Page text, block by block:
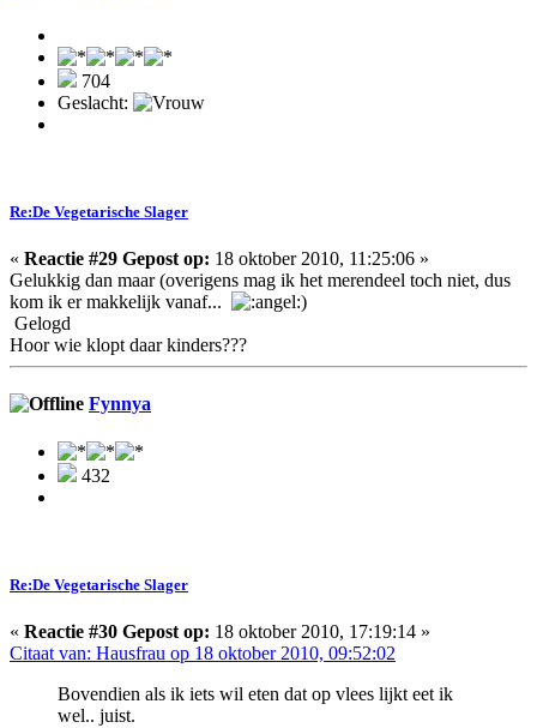
704
Geslacht:
Re:De Vegetarische Slager
« Reactie #29 Gepost op: 18 oktober 2010, 11:25:06 »
Gelukkig dan maar (overigens mag ik het merendeel toch niet, dus
kom ik er makkelijk vanaf...
)
Gelogd
Hoor wie klopt daar kinders???
Fynnya
432
Re:De Vegetarische Slager
« Reactie #30 Gepost op: 18 oktober 2010, 17:19:14 »
Citaat van: Hausfrau op 18 oktober 2010, 09:52:02
Bovendien als ik iets wil eten dat op vlees lijkt eet ik
wel.. juist.